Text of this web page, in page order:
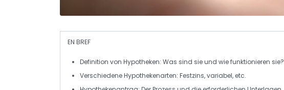
EN BREF
Definition von Hypotheken: Was sind sie und wie funktionieren sie?
VerschiedeneHypothekenarten: Festzins, variabel, etc.